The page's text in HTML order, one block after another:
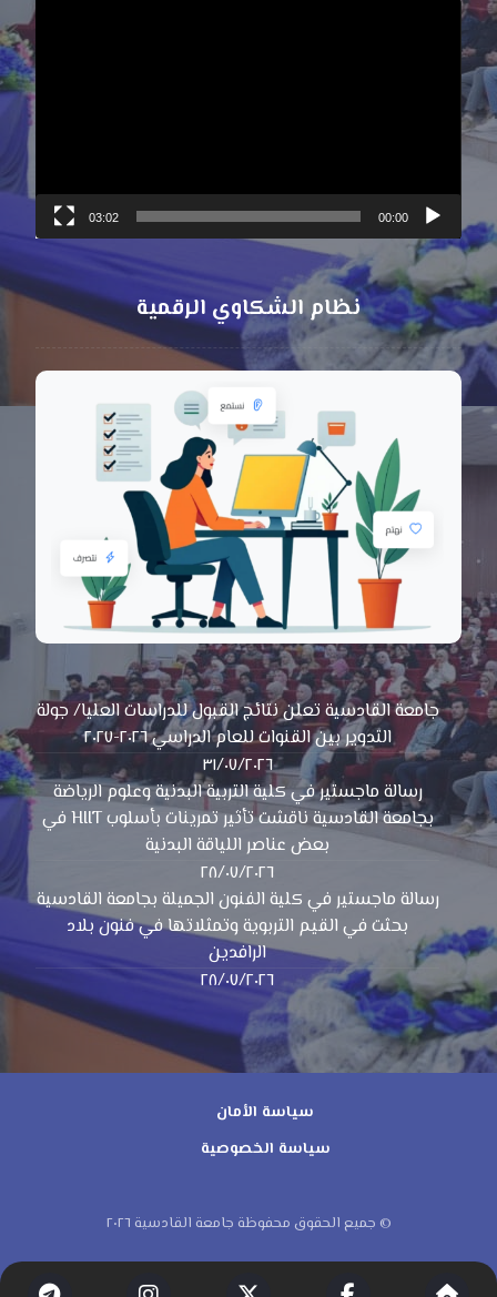
00:00
03:02
نظام الشكاوي الرقمية
جامعة القادسية تعلن نتائج القبول للدراسات العليا/ جولة
التدوير بين القنوات للعام الدراسي ٢٠٢٦-٢٠٢٧
٣١/٠٧/٢٠٢٦
رسالة ماجستير في كلية التربية البدنية وعلوم الرياضة
بجامعة القادسية ناقشت تأثير تمرينات بأسلوب HIIT في
بعض عناصر اللياقة البدنية
٢٨/٠٧/٢٠٢٦
رسالة ماجستير في كلية الفنون الجميلة بجامعة القادسية
بحثت في القيم التربوية وتمثلاتها في فنون بلاد
الرافدين
٢٨/٠٧/٢٠٢٦
سياسة الأمان
سياسة الخصوصية
© جميع الحقوق محفوظة جامعة القادسية ٢٠٢٦